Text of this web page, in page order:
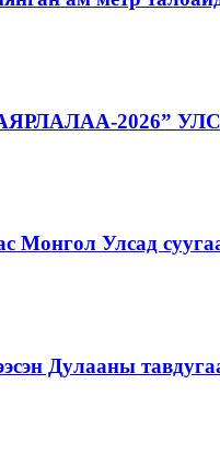
2026”
Улсад
Дулааны